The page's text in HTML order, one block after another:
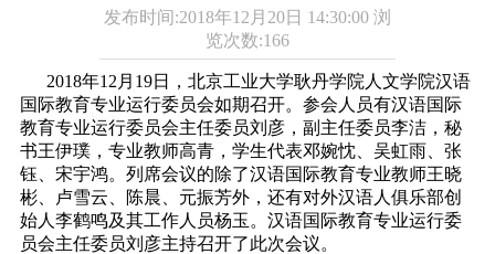
发布时间:2018年12月20日 14:30:00 浏
览次数:166
2018年12月19日，北京工业大学耿丹学院人文学院汉语
国际教育专业运行委员会如期召开。参会人员有汉语国际
教育专业运行委员会主任委员刘彦，副主任委员李洁，秘
书王伊璞，专业教师高青，学生代表邓婉忱、吴虹雨、张
钰、宋宇鸿。列席会议的除了汉语国际教育专业教师王晓
彬、卢雪云、陈晨、元振芳外，还有对外汉语人俱乐部创
始人李鹤鸣及其工作人员杨玉。汉语国际教育专业运行委
员会主任委员刘彦主持召开了此次会议。